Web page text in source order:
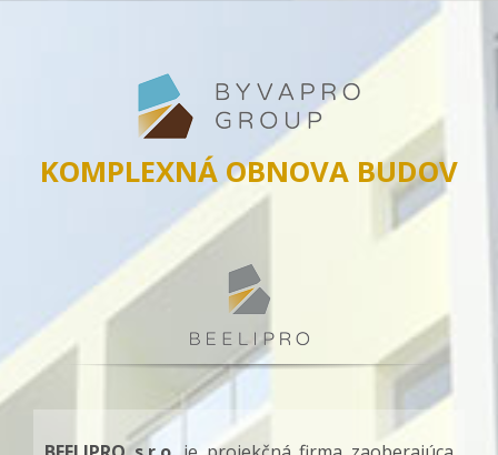
KOMPLEXNÁ OBNOVA BUDOV